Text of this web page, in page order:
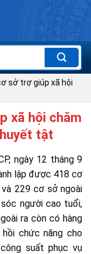
sở trợ giúp xã hội
xã hội chăm
tật
ngày 12 tháng 9
lập được 418 cơ
229 cơ sở ngoài
người cao tuổi,
ra còn có hàng
chức năng cho
suất phục vụ